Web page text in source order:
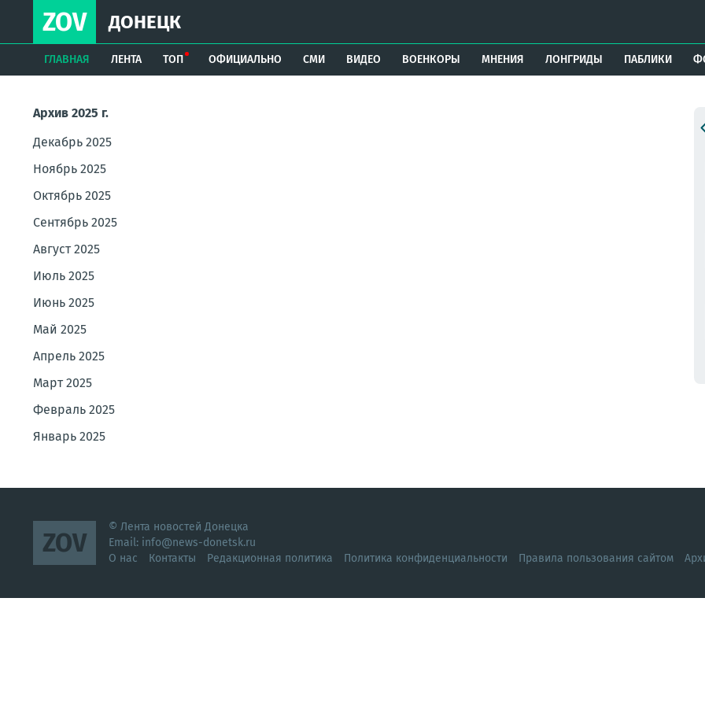
ZOV ДОНЕЦК
ГЛАВНАЯ ЛЕНТА ТОП ОФИЦИАЛЬНО СМИ ВИДЕО ВОЕНКОРЫ МНЕНИЯ ЛОНГРИДЫ ПАБЛИКИ
Архив 2025 г.
Декабрь 2025
Ноябрь 2025
Октябрь 2025
Сентябрь 2025
Август 2025
Июль 2025
Июнь 2025
Май 2025
Апрель 2025
Март 2025
Февраль 2025
Январь 2025
ZOV
© Лента новостей Донецка
Email: info@news-donetsk.ru
О нас
Контакты Редакционная политика Политика конфиденциальности Правила пользования сайтом